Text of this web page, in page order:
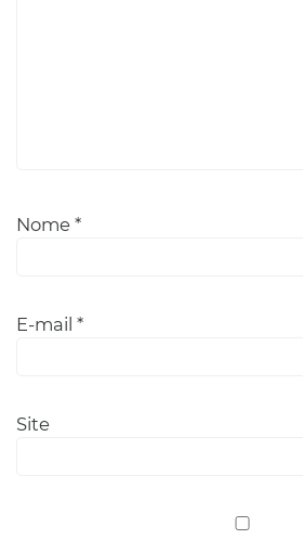
Nome *
E-mail *
Site